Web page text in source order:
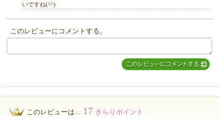
いですね(^^)
このレビューにコメントする。
このレビューは... 17 きらりポイント